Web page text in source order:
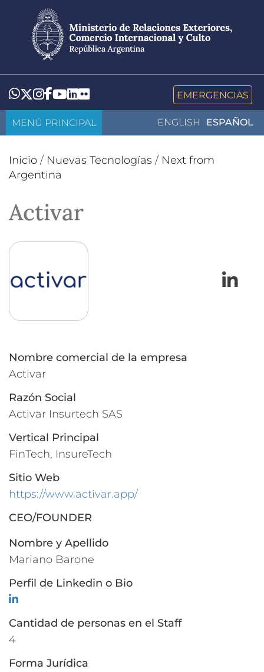
contenido
principal
Whatsapp
Twitter
Instagram
Facebook
YouTube
LinkedIn
Flickr EMERGENCIAS
ENGLISH ESPAÑOL
MENÚ PRINCIPAL
Inicio / Nuevas Tecnologías / Next from
Argentina
Activar
Nombre comercial de la empresa
Activar
Razón Social
Activar Insurtech SAS
Vertical Principal
FinTech, InsureTech
Sitio Web
https://www.activar.app/
CEO/FOUNDER
Nombre y Apellido
Mariano Barone
Perfil de Linkedin o Bio
LinkedIn
Cantidad de personas en el Staff
4
Forma Jurídica